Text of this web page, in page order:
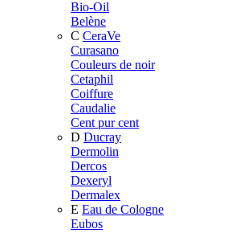
Bio-Oil
Belène
C CeraVe
Curasano
Couleurs de noir
Cetaphil
Coiffure
Caudalie
Cent pur cent
D Ducray
Dermolin
Dercos
Dexeryl
Dermalex
E Eau de Cologne
Eubos